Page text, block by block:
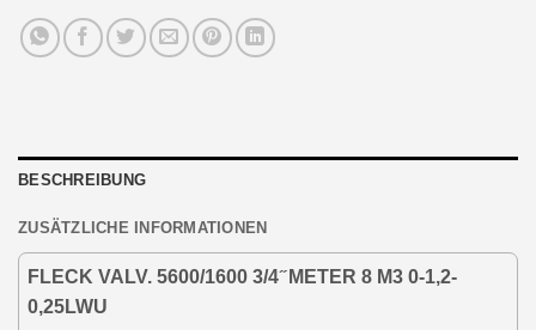
BESCHREIBUNG
ZUSÄTZLICHE INFORMATIONEN
FLECK VALV. 5600/1600 3/4 ̋ METER 8 M3 0-1,2-
0,25LWU